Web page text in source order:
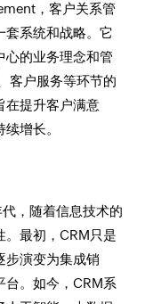
，客户关系管
套系统和战略。它
心的业务理念和管
客户服务等环节的
在提升客户满意
增长。
，随着信息技术的
。最初，CRM只是
步演变为集成销
台。如今，CRM系